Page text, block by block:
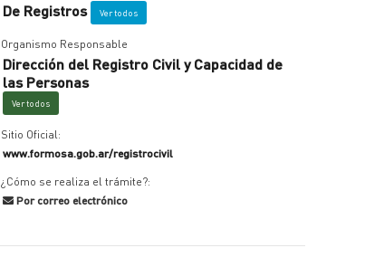
De Registros Ver todos
Organismo Responsable
Dirección del Registro Civil y Capacidad de
las Personas
Ver todos
Sitio Oficial:
www.formosa.gob.ar/registrocivil
¿Cómo se realiza el trámite?:
Por correo electrónico